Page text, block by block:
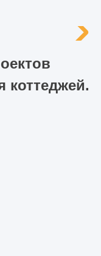
коттеджей.